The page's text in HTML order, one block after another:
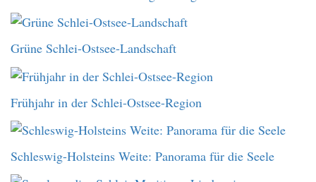
Grüne Schlei-Ostsee-Landschaft
Frühjahr in der Schlei-Ostsee-Region
Schleswig-Holsteins Weite: Panorama für die Seele